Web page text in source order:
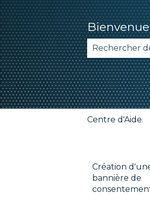
Il n'y a
Centre d'Aide
Création
bannière de